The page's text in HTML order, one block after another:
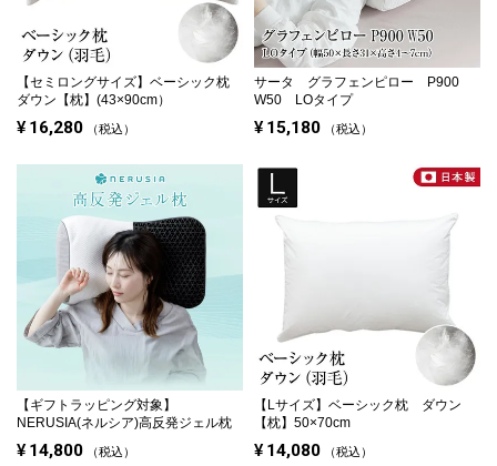
【セミロングサイズ】 ベーシック枕
ダウン【枕】(43×90cm）
¥ 16,280 税込
サータ グラフェンピロー P900
W50 LOタイプ
¥ 15,180 税込
【ギフトラッピング対象】
NERUSIA(ネルシア)高反発ジェル枕
¥ 14,800 税込
【Lサイズ】 ベーシック枕 ダウン
【枕】50×70cm
¥ 14,080 税込